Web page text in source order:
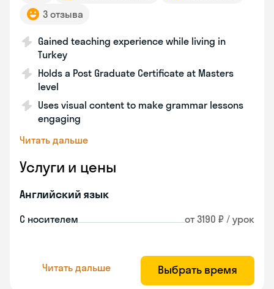
3 отзыва
Gained teaching experience while living in
Turkey
Holds a Post Graduate Certificate at Masters
level
Uses visual content to make grammar lessons
engaging
Читать дальше
Услуги и цены
Английский язык
С носителем от 3190 ₽ / урок
Читать дальше Выбрать время